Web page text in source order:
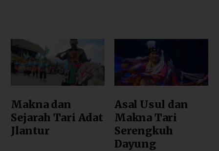
Makna dan
Sejarah Tari Adat
Jlantur
Asal Usul dan
Makna Tari
Serengkuh
Dayung